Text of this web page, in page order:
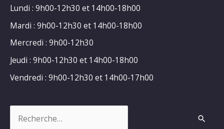
Lundi : 9h00-12h30 et 14h00-18h00
Mardi : 9h00-12h30 et 14h00-18h00
Mercredi : 9h00-12h30
Jeudi : 9h00-12h30 et 14h00-18h00
Vendredi : 9h00-12h30 et 14h00-17h00